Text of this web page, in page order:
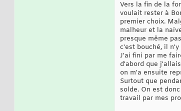
Vers la fin de la
voulait rester à
premier choix.
malheur et la
presque même
c'est bouché, il
J'ai fini par me
d'abord que
on m'a ensuite
Surtout que
solde. On est
travail par mes